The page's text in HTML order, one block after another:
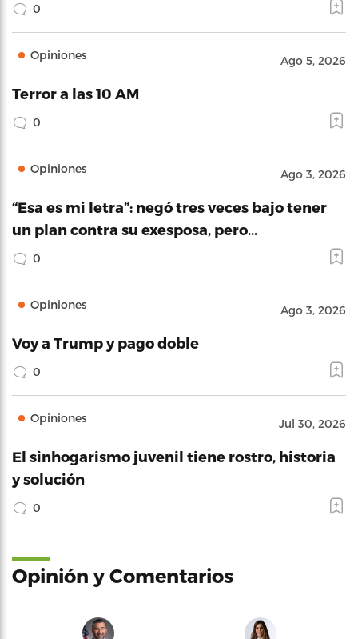
0
Opiniones Ago 5, 2026
Terror a las 10 AM
0
Opiniones Ago 3, 2026
“Esa es mi letra”: negó tres veces bajo tener
un plan contra su exesposa, pero…
0
Opiniones Ago 3, 2026
Voy a Trump y pago doble
0
Opiniones Jul 30, 2026
El sinhogarismo juvenil tiene rostro, historia
y solución
0
Opinión y Comentarios